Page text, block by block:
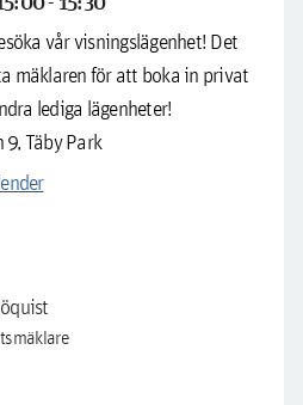
vår visningslägenhet! Det
mäklaren för att boka in privat
lediga lägenheter!
Täby Park